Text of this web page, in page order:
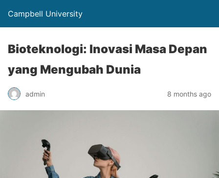
Campbell University
Bioteknologi: Inovasi Masa Depan
yang Mengubah Dunia
admin 8 months ago